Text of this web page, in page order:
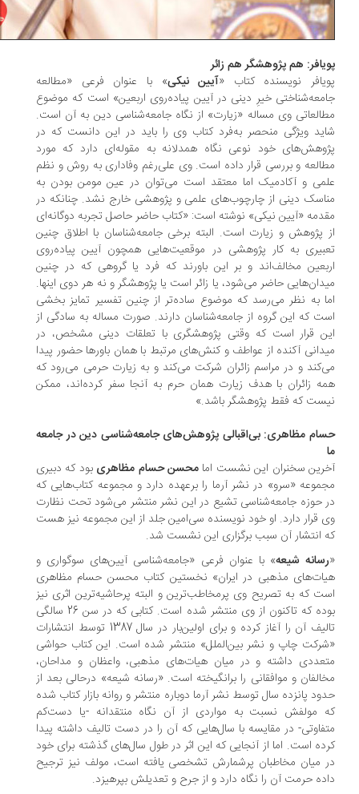
هم پژوهشگر هم زائر
نویسنده کتاب «آیین نیکی» با عنوان فرعی «مطالعه
خیرِ دینی در آیین پیاده‌روی اربعین» است که موضوع
وی مساله «زیارت» از نگاه جامعه‌شناسی دین به آن است.
ویژگی منحصر به‌فرد کتاب وی را باید در این دانست که در
خود نوعی نگاه همدلانه به مقوله‌ای دارد که مورد
و بررسی قرار داده است. وی علی‌رغم وفاداری به روش‌ و نظم
و آکادمیک اما معتقد است می‌توان در عین مومن بودن به
دینی از چارچوب‌های علمی و پژوهشی خارج نشد. چنانکه در
«آیین نیکی» نوشته است: «کتاب حاضر حاصل تجربه دوگانه‌ای
پژوهش و زیارت است. البته برخی جامعه‌شناسان با اطلاق چنین
به کار پژوهشی در موقعیت‌هایی همچون آیین پیاده‌روی
مخالف‌اند و بر این باورند که فرد یا گروهی که در چنین
حاضر می‌شود، یا زائر است یا پژوهشگر و نه هر دوی اینها.
به نظر می‌رسد که موضوع ساده‌تر از چنین تفسیر تمایز بخشی
که این گروه از جامعه‌شناسان دارند. صورت مساله به سادگی از
قرار است که وقتی پژوهشگری با تعلقات دینی مشخص، در
آکنده از عواطف و کنش‌های مرتبط با همان باورها حضور پیدا
و در مراسم زائران شرکت می‌کند و به زیارت حرمی می‌رود که
زائران با هدف زیارت همان حرم به آنجا سفر کرده‌اند، ممکن
که فقط پژوهشگر باشد.»
مظاهری: بی‌اقبالی پژوهش‌های جامعه‌شناسی دین در جامعه
سخنران این نشست امامحسن حسام مظاهریبود که دبیری
«سرو» در نشر آرما را برعهده دارد و مجموعه کتاب‌هایی که
حوزه جامعه‌شناسی تشیع در این نشر منتشر می‌شود تحت نظارت
قرار دارد. او خود نویسنده سی‌امین جلد از این مجموعه نیز هست
انتشار آن سبب برگزاری این نشست شد.
شیعه» با عنوان فرعی «جامعه‌شناسی آیین‌های سوگواری و
مذهبی در ایران» نخستین کتاب محسن حسام مظاهری
که به تصریح وی پرمخاطب‌ترین و البته پرحاشیه‌ترین اثری نیز
بوده که تاکنون از وی منتشر شده است. کتابی که در سن 26 سالگی
تالیف آن را آغاز کرده و برای اولین‌بار در سال 1387 توسط انتشارات
چاپ و نشر بین‌الملل» منتشر شده است. این کتاب حواشی
داشته و در میان هیات‌های مذهبی، واعظان و مداحان،
و موافقانی را برانگیخته است. «رسانه شیعه» درحالی بعد از
پانزده سال توسط نشر آرما دوباره منتشر و روانه بازار کتاب شده
مولفش نسبت به مواردی از آن نگاه منتقدانه -یا دست‌کم
در مقایسه با سال‌هایی که آن را در دست تالیف داشته پیدا
است. اما از آنجایی که این اثر در طول سال‌های گذشته برای خود
میان مخاطبان پرشمارش تشخصی یافته است، مولف نیز ترجیح
حرمت آن را نگاه دارد و از جرح و تعدیلش بپرهیزد.